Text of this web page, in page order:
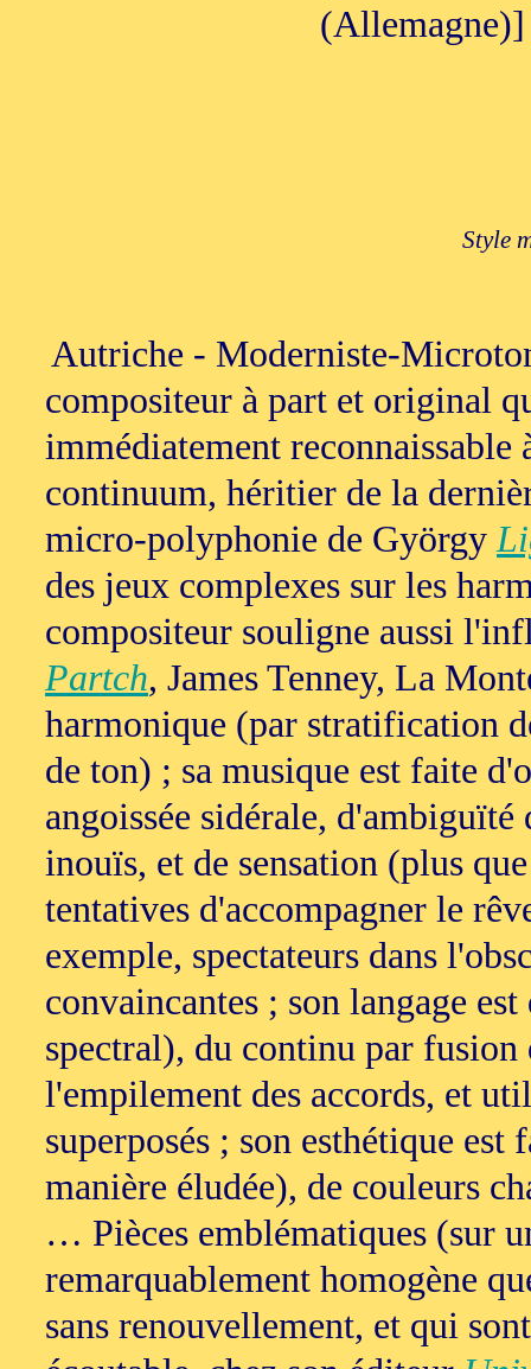
(Allemagne)]
Style
Autriche - Moderniste-
compositeur à part et original
immédiatement
continuum, héritier de la
micro-polyphonie de György
des jeux complexes sur les
compositeur souligne aussi
Partch, James Tenney, La
harmonique (par stratification
de ton) ; sa musique est faite
angoissée sidérale,
inouïs, et de sensation (plus
tentatives d'accompagner le
exemple, spectateurs dans
convaincantes ; son langage
spectral), du continu par
l'empilement des accords, et
superposés ; son esthétique
manière éludée), de couleurs
… Pièces emblématiques (sur
remarquablement homogène
sans renouvellement, et qui